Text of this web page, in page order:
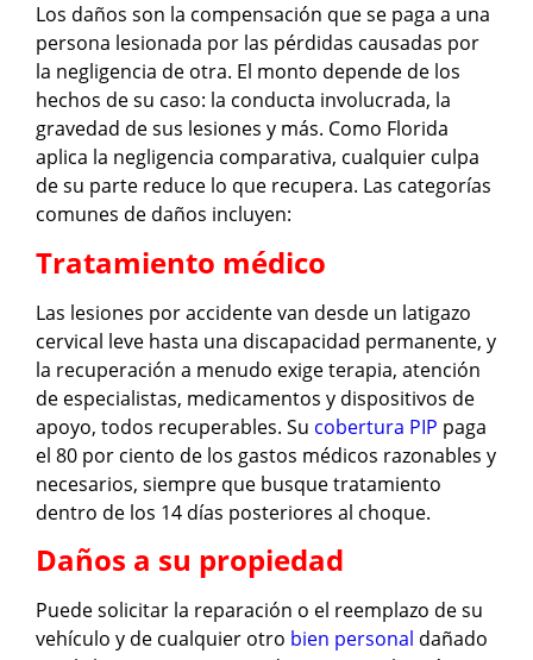
Los daños son la compensación que se paga a una
persona lesionada por las pérdidas causadas por
la negligencia de otra. El monto depende de los
hechos de su caso: la conducta involucrada, la
gravedad de sus lesiones y más. Como Florida
aplica la negligencia comparativa, cualquier culpa
de su parte reduce lo que recupera. Las categorías
comunes de daños incluyen:
Tratamiento médico
Las lesiones por accidente van desde un latigazo
cervical leve hasta una discapacidad permanente, y
la recuperación a menudo exige terapia, atención
de especialistas, medicamentos y dispositivos de
apoyo, todos recuperables. Su cobertura PIP paga
el 80 por ciento de los gastos médicos razonables y
necesarios, siempre que busque tratamiento
dentro de los 14 días posteriores al choque.
Daños a su propiedad
Puede solicitar la reparación o el reemplazo de su
vehículo y de cualquier otro bien personal dañado